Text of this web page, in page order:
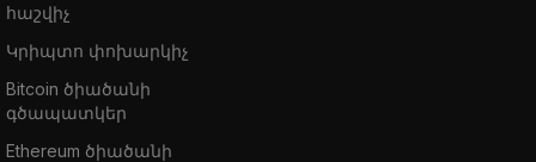
հաշվիչ
Կրիպտո փոխարկիչ
Bitcoin ծիածանի
գծապատկեր
Ethereum ծիածանի